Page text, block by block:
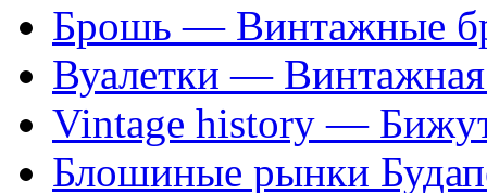
Брошь — Винтажные
Вуалетки — Винтажная
Vintage history —
Блошиные рынки